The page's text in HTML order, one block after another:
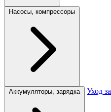
Насосы, компрессоры
Аккумуляторы, зарядка Уход за